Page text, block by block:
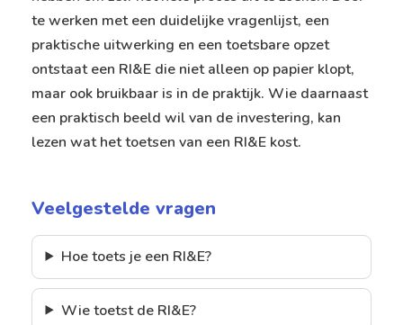
te werken met een duidelijke vragenlijst, een
praktische uitwerking en een toetsbare opzet
ontstaat een RI&E die niet alleen op papier klopt,
maar ook bruikbaar is in de praktijk. Wie daarnaast
een praktisch beeld wil van de investering, kan
lezenwat het toetsen van een RI&E kost.
Veelgestelde vragen
Hoe toets je een RI&E?
Wie toetst de RI&E?